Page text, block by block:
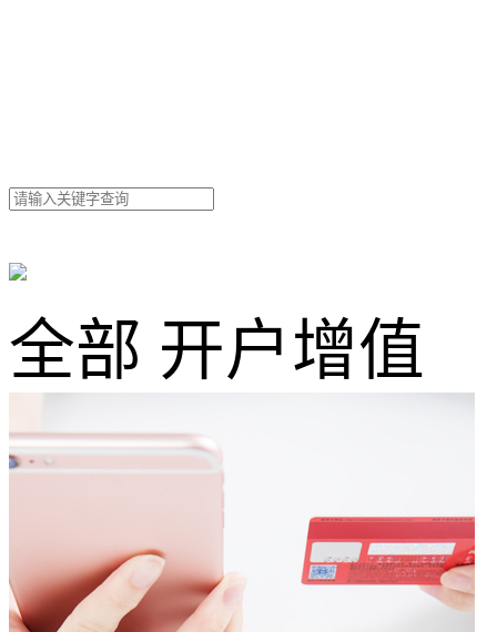
全部 开户增值